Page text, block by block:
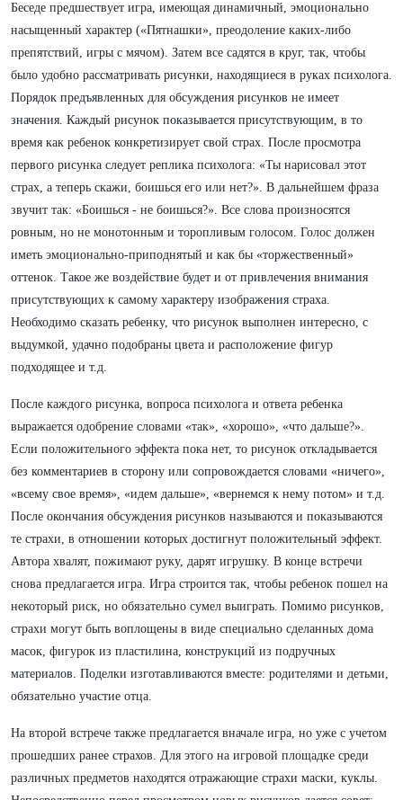
Беседе предшествует игра, имеющая динамичный, эмоционально
насыщенный характер («Пятнашки», преодоление каких-либо
препятствий, игры с мячом). Затем все садятся в круг, так, чтобы
было удобно рассматривать рисунки, находящиеся в руках психолога.
Порядок предъявленных для обсуждения рисунков не имеет
значения. Каждый рисунок показывается присутствующим, в то
время как ребенок конкретизирует свой страх. После просмотра
первого рисунка следует реплика психолога: «Ты нарисовал этот
страх, а теперь скажи, боишься его или нет?». В дальнейшем фраза
звучит так: «Боишься - не боишься?». Все слова произносятся
ровным, но не монотонным и торопливым голосом. Голос должен
иметь эмоционально-приподнятый и как бы «торжественный»
оттенок. Такое же воздействие будет и от привлечения внимания
присутствующих к самому характеру изображения страха.
Необходимо сказать ребенку, что рисунок выполнен интересно, с
выдумкой, удачно подобраны цвета и расположение фигур
подходящее и т.д.
После каждого рисунка, вопроса психолога и ответа ребенка
выражается одобрение словами «так», «хорошо», «что дальше?».
Если положительного эффекта пока нет, то рисунок откладывается
без комментариев в сторону или сопровождается словами «ничего»,
«всему свое время», «идем дальше», «вернемся к нему потом» и т.д.
После окончания обсуждения рисунков называются и показываются
те страхи, в отношении которых достигнут положительный эффект.
Автора хвалят, пожимают руку, дарят игрушку. В конце встречи
снова предлагается игра. Игра строится так, чтобы ребенок пошел на
некоторый риск, но обязательно сумел выиграть. Помимо рисунков,
страхи могут быть воплощены в виде специально сделанных дома
масок, фигурок из пластилина, конструкций из подручных
материалов. Поделки изготавливаются вместе: родителями и детьми,
обязательно участие отца.
На второй встрече также предлагается вначале игра, но уже с учетом
прошедших ранее страхов. Для этого на игровой площадке среди
различных предметов находятся отражающие страхи маски, куклы.